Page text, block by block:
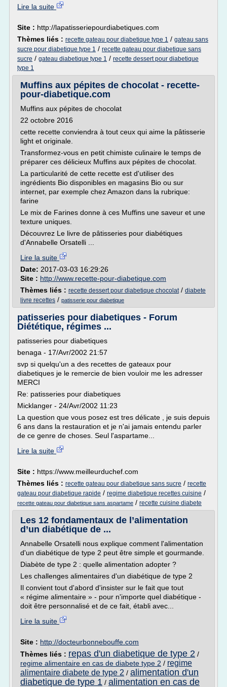
Lire la suite
Site : http://lapatisseriepourdiabetiques.com
Thèmes liés : recette gateau pour diabetique type 1 / gateau sans
sucre pour diabetique type 1 / recette gateau pour diabetique sans
sucre / gateau diabetique type 1 / recette dessert pour diabetique
type 1
Muffins aux pépites de chocolat - recette-
pour-diabetique.com
Muffins aux pépites de chocolat
22 octobre 2016
cette recette conviendra à tout ceux qui aime la pâtisserie
light et originale.
Transformez-vous en petit chimiste culinaire le temps de
préparer ces délicieux Muffins aux pépites de chocolat.
La particularité de cette recette est d'utiliser des
ingrédients Bio disponibles en magasins Bio ou sur
internet, par exemple chez Amazon dans la rubrique:
farine
Le mix de Farines donne à ces Muffins une saveur et une
texture uniques.
Découvrez Le livre de pâtisseries pour diabétiques
d'Annabelle Orsatelli ...
Lire la suite
Date: 2017-03-03 16:29:26
Site : http://www.recette-pour-diabetique.com
Thèmes liés : recette dessert pour diabetique chocolat/ diabete
livre recettes / patisserie pour diabetique
patisseries pour diabetiques - Forum
Diététique, régimes ...
patisseries pour diabetiques
benaga - 17/Avr/2002 21:57
svp si quelqu'un a des recettes de gateaux pour
diabetiques je le remercie de bien vouloir me les adresser
MERCI
Re: patisseries pour diabetiques
Micklanger - 24/Avr/2002 11:23
La question que vous posez est tres délicate , je suis depuis
6 ans dans la restauration et je n'ai jamais entendu parler
de ce genre de choses. Seul l'aspartame...
Lire la suite
Site : https://www.meilleurduchef.com
Thèmes liés : recette gateau pour diabetique sans sucre / recette
gateau pour diabetique rapide / regime diabetique recettes cuisine /
recette gateau pour diabetique sans aspartame / recette cuisine diabete
Les 12 fondamentaux de l’alimentation
d’un diabétique de ...
Annabelle Orsatelli nous explique comment l'alimentation
d'un diabétique de type 2 peut être simple et gourmande.
Diabète de type 2 : quelle alimentation adopter ?
Les challenges alimentaires d'un diabétique de type 2
Il convient tout d'abord d'insister sur le fait que tout
« régime alimentaire » - pour n'importe quel diabétique -
doit être personnalisé et de ce fait, établi avec...
Lire la suite
Site : http://docteurbonnebouffe.com
Thèmes liés : repas d'un diabetique de type 2 /
regime alimentaire en cas de diabete type 2 / regime
alimentaire diabete de type 2 / alimentation d'un
diabetique de type 1 / alimentation en cas de